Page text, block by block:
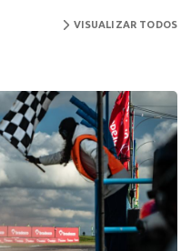
VISUALIZAR TODOS